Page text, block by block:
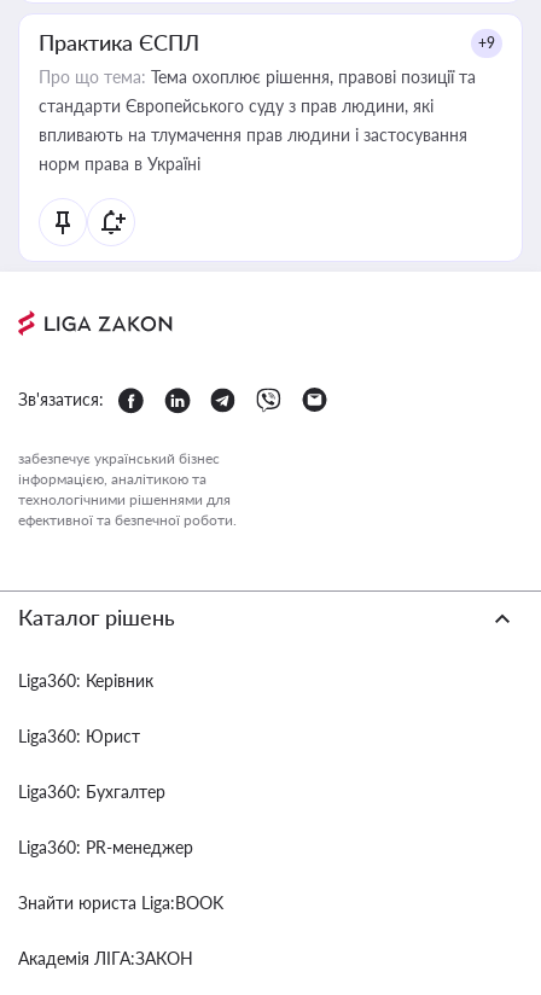
Практика ЄСПЛ +9
Про що тема: Тема охоплює рішення, правові позиції та
стандарти Європейського суду з прав людини, які
впливають на тлумачення прав людини і застосування
норм права в Україні
Зв'язатися:
забезпечує український бізнес
інформацією, аналітикою та
технологічними рішеннями для
ефективної та безпечної роботи.
Каталог рішень
Liga360: Керівник
Liga360: Юрист
Liga360: Бухгалтер
Liga360: PR-менеджер
Знайти юриста Liga:BOOK
Академія ЛІГА:ЗАКОН